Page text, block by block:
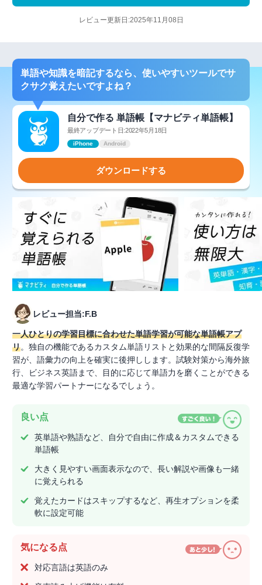
レビュー更新日:2025年11月08日
単語や知識を暗記するなら、使いやすいツールでサ
クサク覚えたいですよね？
自分で作る 単語帳【マナビティ単語帳】
最終アップデート日:2022年5月18日
iPhone Android
ダウンロードする
レビュー担当:F.B
一人ひとりの学習目標に合わせた単語学習が可能な単語帳アプ
リ。独自の機能であるカスタム単語リストと効果的な間隔反復学
習が、語彙力の向上を確実に後押しします。試験対策から海外旅
行、ビジネス英語まで、目的に応じて単語力を磨くことができる
最適な学習パートナーになるでしょう。
良い点
英単語や熟語など、自分で自由に作成＆カスタムできる
単語帳
大きく見やすい画面表示なので、長い解説や画像も一緒
に覚えられる
覚えたカードはスキップするなど、再生オプションを柔
軟に設定可能
気になる点
対応言語は英語のみ